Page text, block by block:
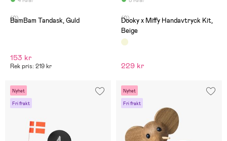
(0)
BamBam Tandask, Guld
153 kr
Rek pris: 219 kr
(0)
Dooky x Miffy Handavtryck Kit,
Beige
229 kr
Nyhet
Fri frakt
Nyhet
Fri frakt